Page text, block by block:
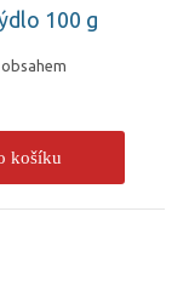
100 g
košíku